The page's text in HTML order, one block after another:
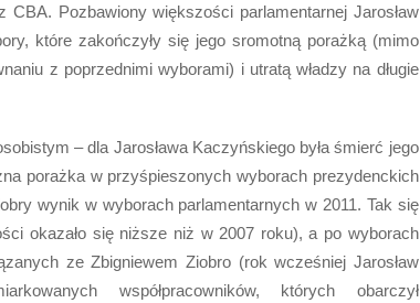
Pozbawiony większości parlamentarnej Jarosław
które zakończyły się jego sromotną porażką (mimo
z poprzednimi wyborami) i utratą władzy na długie
– dla Jarosława Kaczyńskiego była śmierć jego
porażka w przyśpieszonych wyborach prezydenckich
wynik w wyborach parlamentarnych w 2011. Tak się
okazało się niższe niż w 2007 roku), a po wyborach
ze Zbigniewem Ziobro (rok wcześniej Jarosław
współpracowników, których obarczył